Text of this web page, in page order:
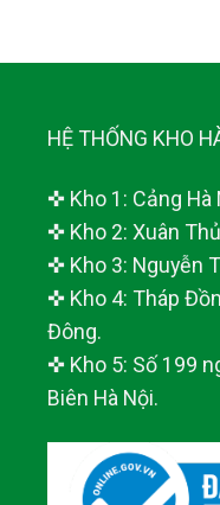
HỆ THỐNG KHO
✜ Kho 1: Cảng Hà
✜ Kho 2: Xuân
✜ Kho 3: Nguyễn
✜ Kho 4: Tháp
Đông.
✜ Kho 5: Số 199
Biên Hà Nội.